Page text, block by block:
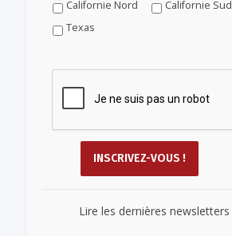
Californie Nord
Californie Sud
Texas
Lire les dernières newsletters